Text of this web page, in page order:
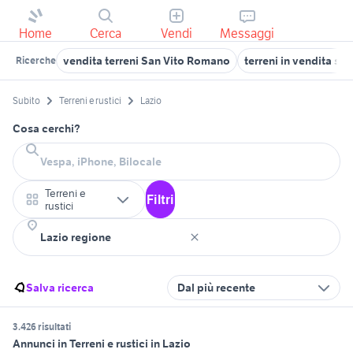
Home Cerca Vendi Messaggi
Ricerche vendita terreni San Vito Romano terreni in vendita
Subito Terreni e rustici Lazio
Cosa cerchi?
Terreni e
rustici
Filtri
Salva ricerca Dal più recente
3.426 risultati
Annunci in Terreni e rustici in Lazio